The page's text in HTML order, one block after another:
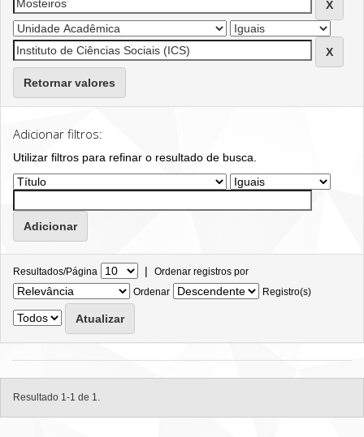
Retornar valores
Adicionar filtros:
Utilizar filtros para refinar o resultado de busca.
Resultados/Página | Ordenar registros por
Ordenar
Registro(s)
Resultado 1-1 de 1.